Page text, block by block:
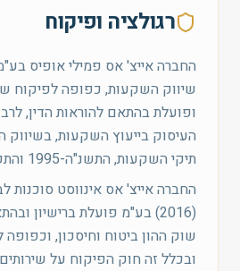
רגולציה ופיקוח
החברה אייצ' אס פמילי אופיס
שיווק השקעות, כפופה לפיקוח
ופועלת בהתאם להוראות הדין,
העיסוק בייעוץ השקעות, בשיווק
תיקי השקעות, התשנ"ה-1995 והתקנות הנלוות.
החברה אייצ' אס אינווסט סוכנות
(2016) בע"מ פועלת ברישיון
שוק ההון ביטוח וחיסכון, וכפופה
ובכלל זה חוק הפיקוח על